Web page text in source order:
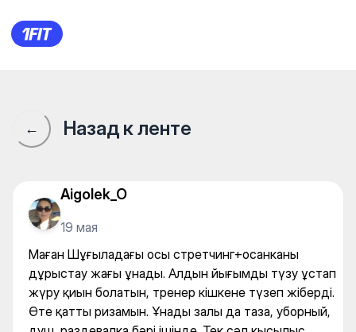
Жаңа дем — Stretching
← Назад к ленте
Aigolek_O
19 мая
Маған Шұғыладағы осы стретчинг+осанканы
дұрыстау жағы ұнады. Алдын йығымды түзу ұстап
жүру қиын болатын, тренер кішкене түзеп жіберді.
Өте қатты ризамын. Ұнады залы да таза, уборный,